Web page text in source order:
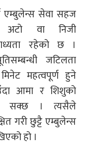
एम्बुलेन्स सेवा सहज
अटो वा निजी
रहेको छ ।
जटिलता
महत्वपूर्ण हुने
आमा र शिशुको
सक्छ । त्यसैले
गरी छुट्टै एम्बुलेन्स
हो ।